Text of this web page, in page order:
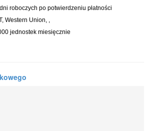
roboczych po potwierdzeniu płatności
Western Union, ,
jednostek miesięcznie